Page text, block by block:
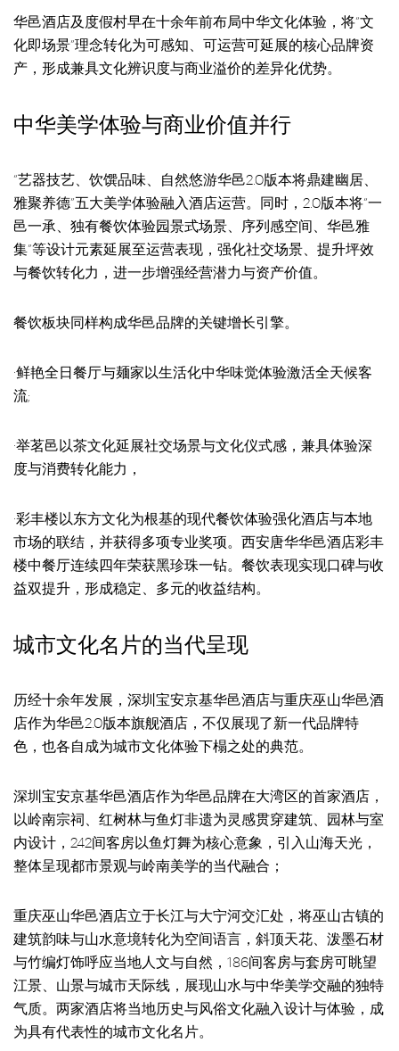
华邑酒店及度假村早在十余年前布局中华文化体验，将“文
化即场景”理念转化为可感知、可运营可延展的核心品牌资
产，形成兼具文化辨识度与商业溢价的差异化优势。
中华美学体验与商业价值并行
“艺器技艺、饮馔品味、自然悠游华邑2.0版本将鼎建幽居、
雅聚养德”五大美学体验融入酒店运营。同时，2.0版本将“一
邑一承、独有餐饮体验园景式场景、序列感空间、华邑雅
集”等设计元素延展至运营表现，强化社交场景、提升坪效
与餐饮转化力，进一步增强经营潜力与资产价值。
餐饮板块同样构成华邑品牌的关键增长引擎。
·鲜艳全日餐厅与麺家以生活化中华味觉体验激活全天候客
流;
·举茗邑以茶文化延展社交场景与文化仪式感，兼具体验深
度与消费转化能力，
·彩丰楼以东方文化为根基的现代餐饮体验强化酒店与本地
市场的联结，并获得多项专业奖项。西安唐华华邑酒店彩丰
楼中餐厅连续四年荣获黑珍珠一钻。餐饮表现实现口碑与收
益双提升，形成稳定、多元的收益结构。
城市文化名片的当代呈现
历经十余年发展，深圳宝安京基华邑酒店与重庆巫山华邑酒
店作为华邑2.0版本旗舰酒店，不仅展现了新一代品牌特
色，也各自成为城市文化体验下榻之处的典范。
深圳宝安京基华邑酒店作为华邑品牌在大湾区的首家酒店，
以岭南宗祠、红树林与鱼灯非遗为灵感贯穿建筑、园林与室
内设计，242间客房以鱼灯舞为核心意象，引入山海天光，
整体呈现都市景观与岭南美学的当代融合；
重庆巫山华邑酒店立于长江与大宁河交汇处，将巫山古镇的
建筑韵味与山水意境转化为空间语言，斜顶天花、泼墨石材
与竹编灯饰呼应当地人文与自然，186间客房与套房可眺望
江景、山景与城市天际线，展现山水与中华美学交融的独特
气质。两家酒店将当地历史与风俗文化融入设计与体验，成
为具有代表性的城市文化名片。